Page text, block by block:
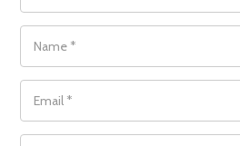
NAME
EMAIL
WEBSITE